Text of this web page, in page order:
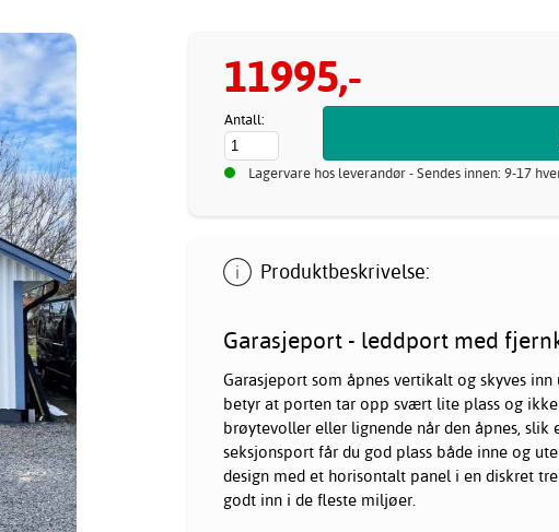
11995,-
Antall:
Lagervare hos leverandør - Sendes innen: 9-17
Produktbeskrivelse:
Garasjeport - leddport med
Garasjeport som åpnes vertikalt og skyves
betyr at porten tar opp svært lite plass og
brøytevoller eller lignende når den åpnes,
seksjonsport får du god plass både inne og
design med et horisontalt panel i en diskret
godt inn i de fleste miljøer.